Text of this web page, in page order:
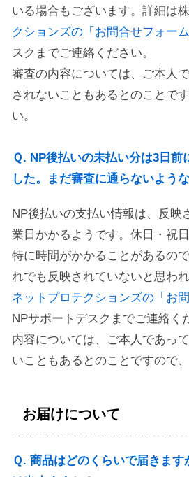
いる場合もございます。詳細は
クションズの「お問合せフォーム
スクまでご連絡ください。
審査の内容については、ご本人
されないこともあるとのことで
い。
Ｑ. NP後払いの未払い分は3日前
した。まだ審査に通らないよう
NP後払いの支払い情報は、反映
業日かかるようです。休日・祝
特に時間がかかることがあるの
れでも反映されていないと思わ
ネットプロテクションズの「お
NPサポートデスクまでご連絡く
内容については、ご本人であっ
いこともあるとのことですので
お届けについて
Ｑ. 商品はどのくらいで届きま